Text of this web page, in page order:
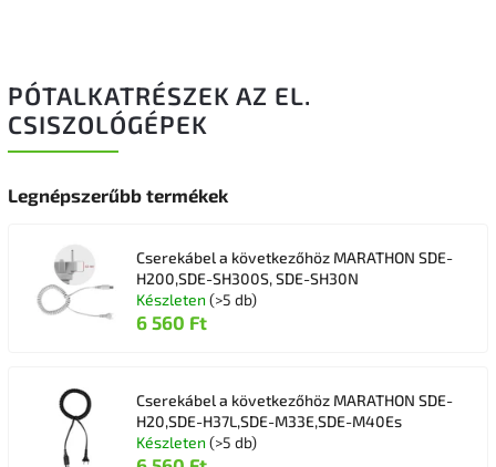
PÓTALKATRÉSZEK AZ EL.
CSISZOLÓGÉPEK
Legnépszerűbb termékek
Cserekábel a következőhöz MARATHON SDE-
H200,SDE-SH300S, SDE-SH30N
Készleten (>5 db)
6 560 Ft
Cserekábel a következőhöz MARATHON SDE-
H20,SDE-H37L,SDE-M33E,SDE-M40Es
Készleten (>5 db)